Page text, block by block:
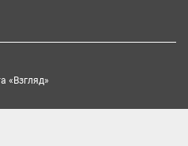
«Взгляд»